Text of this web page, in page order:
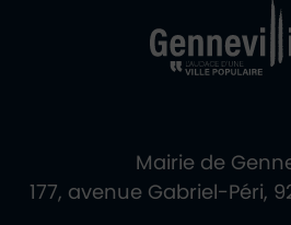
Mairie de
177, avenue Gabriel-Péri,